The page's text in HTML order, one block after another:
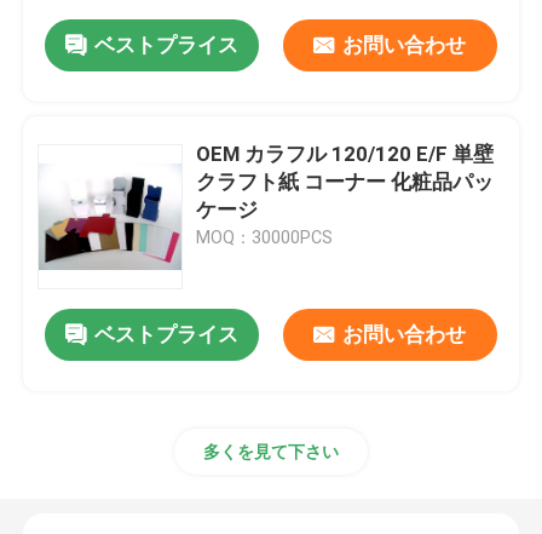
ベストプライス お問い合わせ
OEM カラフル 120/120 E/F 単壁
クラフト紙 コーナー 化粧品パッ
ケージ
MOQ：30000PCS
ベストプライス お問い合わせ
多くを見て下さい